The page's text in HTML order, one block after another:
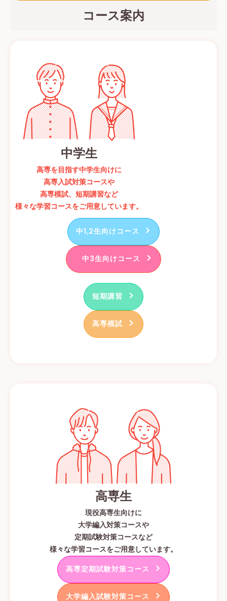
コース案内
中学生
高専を目指す中学生向けに
高専入試対策コースや
高専模試、短期講習など
様々な学習コースをご用意しています。
中1,2生向けコース
中3生向けコース
短期講習
高専模試
高専生
現役高専生向けに
大学編入対策コースや
定期試験対策コースなど
様々な学習コースをご用意しています。
高専定期試験対策コース
大学編入試験対策コース